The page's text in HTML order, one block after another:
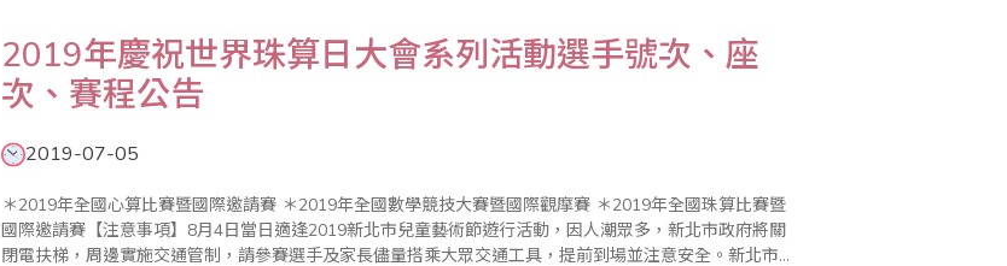
2019年慶祝世界珠算日大會系列活動選手號次、座
次、賽程公告
2019-07-05
＊2019年全國心算比賽暨國際邀請賽 ＊2019年全國數學競技大賽暨國際觀摩賽 ＊2019年全國珠算比賽暨
國際邀請賽【注意事項】8月4日當日適逢2019新北市兒童藝術節遊行活動，因人潮眾多，新北市政府將關
閉電扶梯，周邊實施交通管制，請參賽選手及家長儘量搭乘大眾交通工具，提前到場並注意安全。新北市政